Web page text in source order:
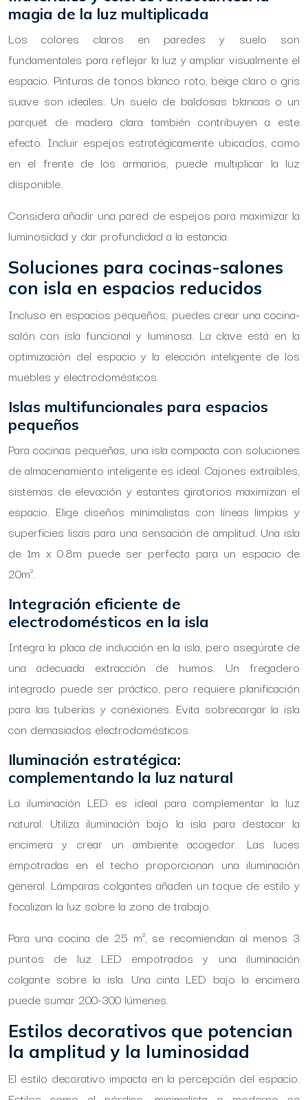
magia de la luz multiplicada
Los colores claros en paredes y suelo son
fundamentales para reflejar la luz y ampliar visualmente el
espacio. Pinturas de tonos blanco roto, beige claro o gris
suave son ideales. Un suelo de baldosas blancas o un
parquet de madera clara también contribuyen a este
efecto. Incluir espejos estratégicamente ubicados, como
en el frente de los armarios, puede multiplicar la luz
disponible.
Considera añadir una pared de espejos para maximizar la
luminosidad y dar profundidad a la estancia.
Soluciones para cocinas-salones
con isla en espacios reducidos
Incluso en espacios pequeños, puedes crear una cocina-
salón con isla funcional y luminosa. La clave está en la
optimización del espacio y la elección inteligente de los
muebles y electrodomésticos.
Islas multifuncionales para espacios
pequeños
Para cocinas pequeñas, una isla compacta con soluciones
de almacenamiento inteligente es ideal. Cajones extraíbles,
sistemas de elevación y estantes giratorios maximizan el
espacio. Elige diseños minimalistas con líneas limpias y
superficies lisas para una sensación de amplitud. Una isla
de 1m x 0.8m puede ser perfecta para un espacio de
20m².
Integración eficiente de
electrodomésticos en la isla
Integra la placa de inducción en la isla, pero asegúrate de
una adecuada extracción de humos. Un fregadero
integrado puede ser práctico, pero requiere planificación
para las tuberías y conexiones. Evita sobrecargar la isla
con demasiados electrodomésticos.
Iluminación estratégica:
complementando la luz natural
La iluminación LED es ideal para complementar la luz
natural. Utiliza iluminación bajo la isla para destacar la
encimera y crear un ambiente acogedor. Las luces
empotradas en el techo proporcionan una iluminación
general. Lámparas colgantes añaden un toque de estilo y
focalizan la luz sobre la zona de trabajo.
Para una cocina de 25 m², se recomiendan al menos 3
puntos de luz LED empotrados y una iluminación
colgante sobre la isla. Una cinta LED bajo la encimera
puede sumar 200-300 lúmenes.
Estilos decorativos que potencian
la amplitud y la luminosidad
El estilo decorativo impacta en la percepción del espacio.